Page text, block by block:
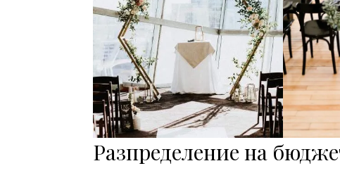
Разпределение на